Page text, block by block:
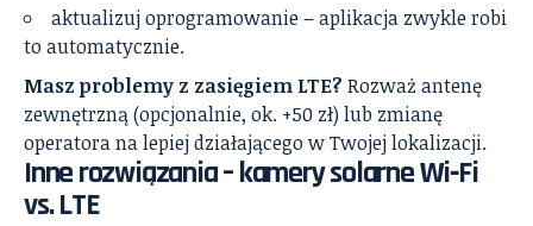
aktualizuj oprogramowanie – aplikacja zwykle robi
to automatycznie.
Masz problemy z zasięgiem LTE? Rozważ antenę
zewnętrzną (opcjonalnie, ok. +50 zł) lub zmianę
operatora na lepiej działającego w Twojej lokalizacji.
Inne rozwiązania – kamery solarne Wi‑Fi
vs. LTE